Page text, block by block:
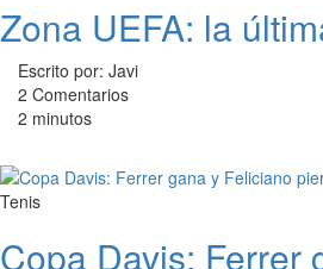
Zona UEFA: la
Escrito por: Javi
2 Comentarios
2 minutos
Tenis
Copa Davis: Ferrer